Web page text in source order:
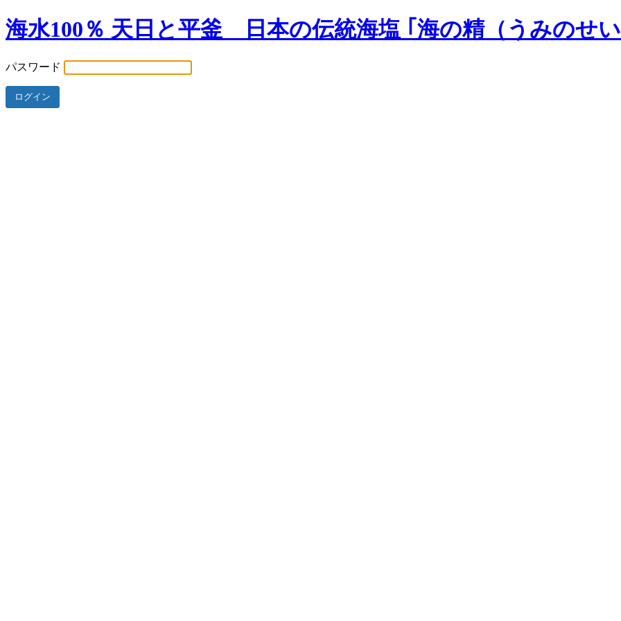
海水100％ 天日と平釜 日本の伝統海塩 ｢海の精（うみのせ
パスワード